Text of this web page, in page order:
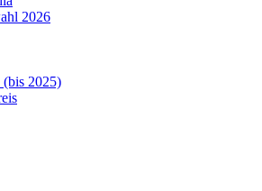
2026
(bis 2025)